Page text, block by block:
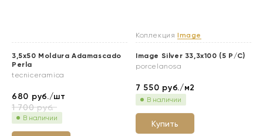
3,5x50 Moldura Adamascado
Perla
tecniceramica
680 руб./шт
1 700руб.
В наличии
Коллекция Image
Image Silver 33,3x100 (5 P/C)
porcelanosa
7 550 руб./м2
В наличии
Купить